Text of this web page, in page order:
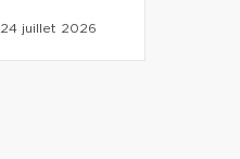
24 juillet 2026